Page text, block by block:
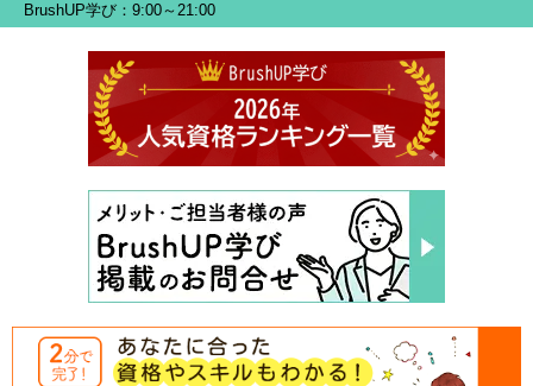
BrushUP学び：9:00～21:00